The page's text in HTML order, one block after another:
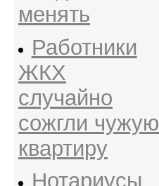
менять
Работники
ЖКХ
случайно
сожгли чужую
квартиру
Нотариусы